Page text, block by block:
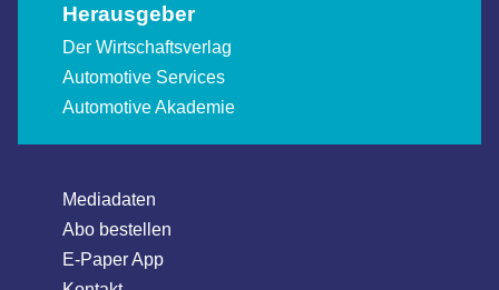
Herausgeber
Der Wirtschaftsverlag
Automotive Services
Automotive Akademie
Mediadaten
Abo bestellen
E-Paper App